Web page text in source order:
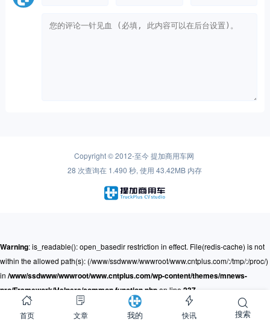
Copyright © 2012-至今提加商用车网
28 次查询在 1.490 秒, 使用 43.42MB 内存
首页 文章 我的 快讯 搜索
Warning: is_readable(): open_basedir restriction in effect. File(redis-cache) is not
within the allowed path(s): (/www/ssdwww/wwwroot/www.cntplus.com/:/tmp/:/proc/)
in /www/ssdwww/wwwroot/www.cntplus.com/wp-content/themes/mnews-
pro/Framework/Helpers/common.function.phpon line 237